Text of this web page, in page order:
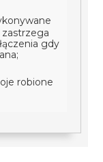
zastrzega
gdy
robione